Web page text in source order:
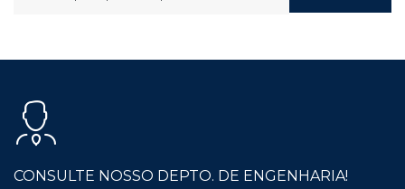
CONSULTE NOSSO DEPTO. DE ENGENHARIA!